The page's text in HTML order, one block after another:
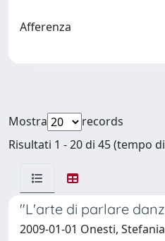
Afferenza
Mostra
records
Risultati 1 - 20 di 45 (tempo
"L'arte di parlare
2009-01-01 Onesti, Stefania